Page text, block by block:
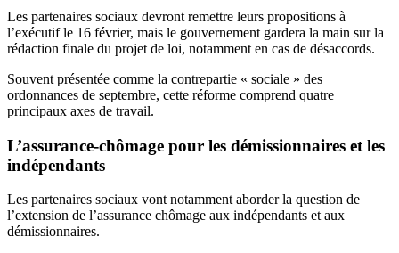
Les partenaires sociaux devront remettre leurs propositions à
l’exécutif le 16 février, mais le gouvernement gardera la main sur la
rédaction finale du projet de loi, notamment en cas de désaccords.
Souvent présentée comme la contrepartie « sociale » des
ordonnances de septembre, cette réforme comprend quatre
principaux axes de travail.
L’assurance-chômage pour les démissionnaires et les
indépendants
Les partenaires sociaux vont notamment aborder la question de
l’extension de l’assurance chômage aux indépendants et aux
démissionnaires.